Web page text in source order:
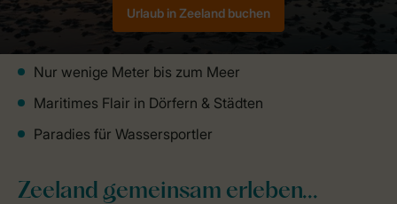
Urlaub in Zeeland buchen
Nur wenige Meter bis zum Meer
Maritimes Flair in Dörfern & Städten
Paradies für Wassersportler
Zeeland gemeinsam erleben...